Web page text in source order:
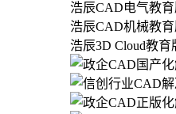
浩辰CAD电气教育
浩辰CAD机械教育
浩辰3D Cloud教育